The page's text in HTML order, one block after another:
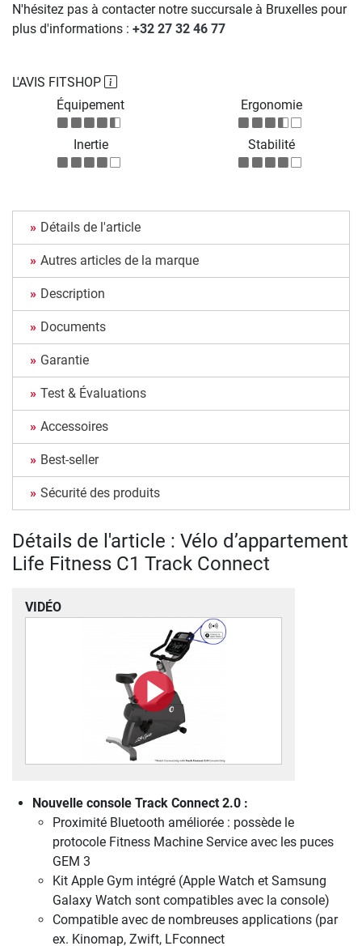
L'AVIS FITSHOP
Équipement
Ergonomie
Inertie Stabilité
N'hésitez pas à contacter notre succursale à Bruxelles pour
plus d'informations : +32 27 32 46 77
Détails de l'article
Autres articles de la marque
Description
Documents
Garantie
Test & Évaluations
Accessoires
Best-seller
Sécurité des produits
Détails de l'article : Vélo d’appartement
Life Fitness C1 Track Connect
VIDÉO
Nouvelle console Track Connect 2.0 :
Proximité Bluetooth améliorée : possède le
protocole Fitness Machine Service avec les puces
GEM 3
Kit Apple Gym intégré (Apple Watch et Samsung
Galaxy Watch sont compatibles avec la console)
Compatible avec de nombreuses applications (par
ex. Kinomap, Zwift, LFconnect